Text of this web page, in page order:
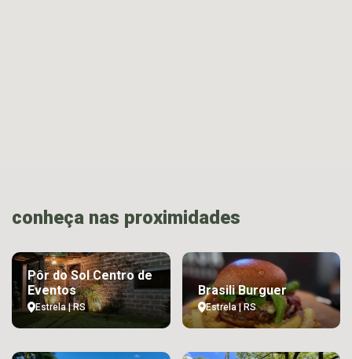
conheça nas proximidades
Pôr do Sol Centro de
Eventos
Estrela | RS
Brasili Burguer
Estrela | RS